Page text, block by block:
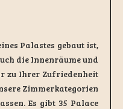
Palastes gebaut ist,
die Innenräume und
zu Ihrer Zufriedenheit
Zimmerkategorien
Es gibt 35 Palace